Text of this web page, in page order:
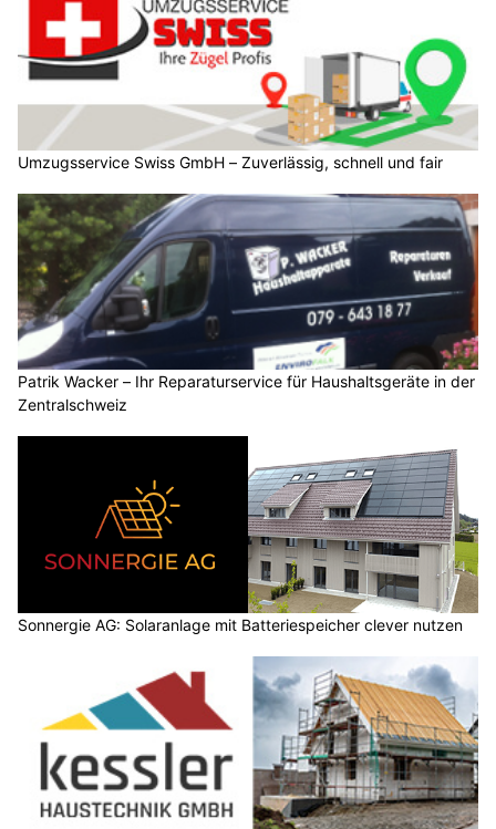
Umzugsservice Swiss GmbH – Zuverlässig, schnell und fair
Patrik Wacker – Ihr Reparaturservice für Haushaltsgeräte in der
Zentralschweiz
Sonnergie AG: Solaranlage mit Batteriespeicher clever nutzen